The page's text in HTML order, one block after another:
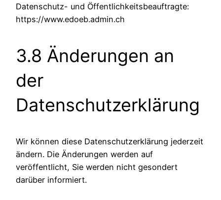
Datenschutz- und Öffentlichkeitsbeauftragte:
https://www.edoeb.admin.ch
3.8 Änderungen an
der
Datenschutzerklärung
Wir können diese Datenschutzerklärung jederzeit
ändern. Die Änderungen werden auf
veröffentlicht, Sie werden nicht gesondert
darüber informiert.